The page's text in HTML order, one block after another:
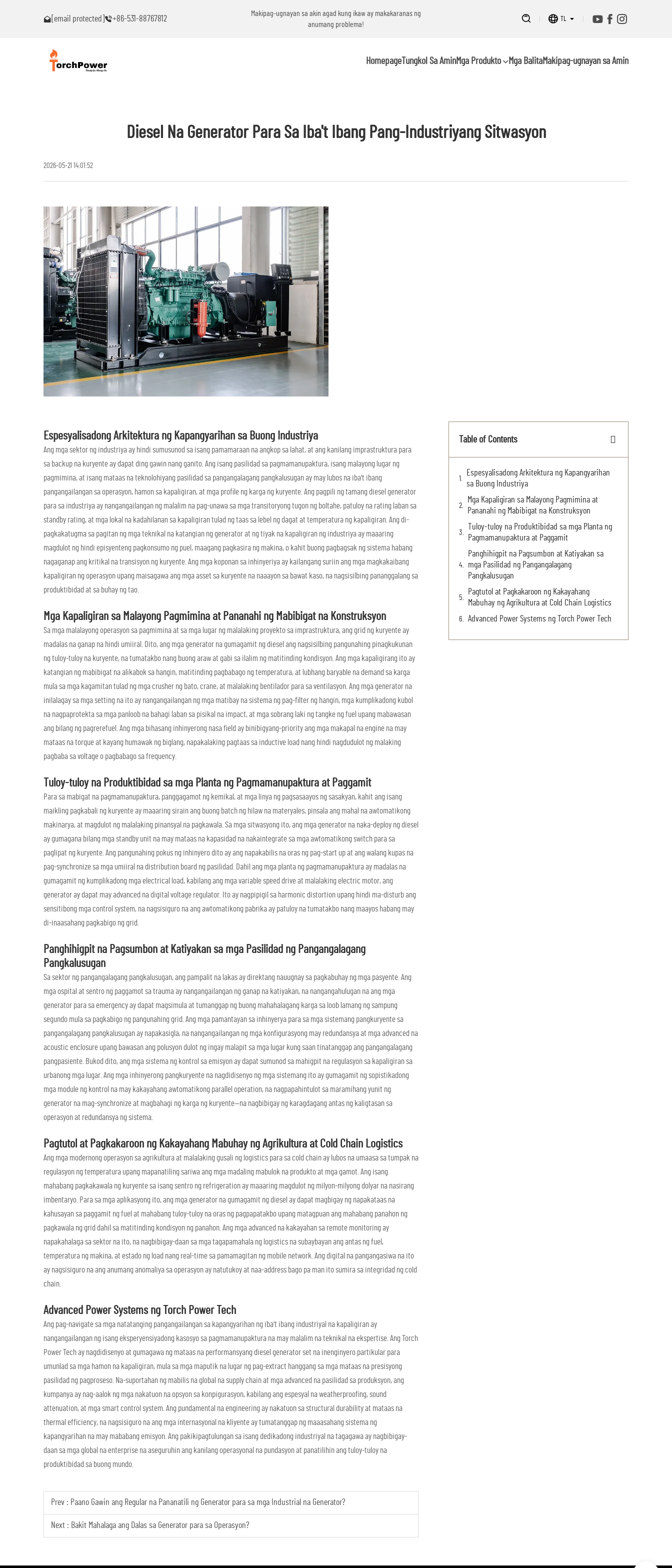
[email protected] +86-531-88767812
Makipag-ugnayan sa akin agad kung ikaw ay makakaranas ng
Makipag-ugnayan sa akin agad kung ikaw ay makakaranas ng
anumang problema!
TL
HomepageTungkol Sa AminMga Produkto Mga BalitaMakipag-ugnayan sa Amin
Diesel Na Generator Para Sa Iba't Ibang Pang-Industriyang Sitwasyon
2026-05-21 14:01:52
Espesyalisadong Arkitektura ng Kapangyarihan sa Buong Industriya
Ang mga sektor ng industriya ay hindi sumusunod sa isang pamamaraan na angkop sa lahat, at ang kanilang imprastruktura para
sa backup na kuryente ay dapat ding gawin nang ganito. Ang isang pasilidad sa pagmamanupaktura, isang malayong lugar ng
pagmimina, at isang mataas na teknolohiyang pasilidad sa pangangalagang pangkalusugan ay may lubos na iba't ibang
pangangailangan sa operasyon, hamon sa kapaligiran, at mga profile ng karga ng kuryente. Ang pagpili ng tamang diesel generator
para sa industriya ay nangangailangan ng malalim na pag-unawa sa mga transitoryong tugon ng boltahe, patuloy na rating laban sa
standby rating, at mga lokal na kadahilanan sa kapaligiran tulad ng taas sa lebel ng dagat at temperatura ng kapaligiran. Ang di-
pagkakatugma sa pagitan ng mga teknikal na katangian ng generator at ng tiyak na kapaligiran ng industriya ay maaaring
magdulot ng hindi episyenteng pagkonsumo ng puel, maagang pagkasira ng makina, o kahit buong pagbagsak ng sistema habang
nagaganap ang kritikal na transisyon ng kuryente. Ang mga koponan sa inhinyeriya ay kailangang suriin ang mga magkakaibang
kapaligiran ng operasyon upang maisagawa ang mga asset sa kuryente na naaayon sa bawat kaso, na nagsisilbing pananggalang sa
produktibidad at sa buhay ng tao.
Mga Kapaligiran sa Malayong Pagmimina at Pananahi ng Mabibigat na Konstruksyon
Sa mga malalayong operasyon sa pagmimina at sa mga lugar ng malalaking proyekto sa imprastruktura, ang grid ng kuryente ay
madalas na ganap na hindi umiiral. Dito, ang mga generator na gumagamit ng diesel ang nagsisilbing pangunahing pinagkukunan
ng tuloy-tuloy na kuryente, na tumatakbo nang buong araw at gabi sa ilalim ng matitinding kondisyon. Ang mga kapaligirang ito ay
katangian ng mabibigat na alikabok sa hangin, matitinding pagbabago ng temperatura, at lubhang baryable na demand sa karga
mula sa mga kagamitan tulad ng mga crusher ng bato, crane, at malalaking bentilador para sa ventilasyon. Ang mga generator na
inilalagay sa mga setting na ito ay nangangailangan ng mga matibay na sistema ng pag-filter ng hangin, mga kumplikadong kubol
na nagpaprotekta sa mga panloob na bahagi laban sa pisikal na impact, at mga sobrang laki ng tangke ng fuel upang mabawasan
ang bilang ng pagrerefuel. Ang mga bihasang inhinyerong nasa field ay binibigyang-priority ang mga makapal na engine na may
mataas na torque at kayang humawak ng biglang, napakalaking pagtaas sa inductive load nang hindi nagdudulot ng malaking
pagbaba sa voltage o pagbabago sa frequency.
Tuloy-tuloy na Produktibidad sa mga Planta ng Pagmamanupaktura at Paggamit
Para sa mabigat na pagmamanupaktura, panggagamot ng kemikal, at mga linya ng pagsasaayos ng sasakyan, kahit ang isang
maikling pagkabali ng kuryente ay maaaring sirain ang buong batch ng hilaw na materyales, pinsala ang mahal na awtomatikong
makinarya, at magdulot ng malalaking pinansyal na pagkawala. Sa mga sitwasyong ito, ang mga generator na naka-deploy ng diesel
ay gumagana bilang mga standby unit na may mataas na kapasidad na nakaintegrate sa mga awtomatikong switch para sa
paglipat ng kuryente. Ang pangunahing pokus ng inhinyero dito ay ang napakabilis na oras ng pag-start up at ang walang kupas na
pag-synchronize sa mga umiiral na distribution board ng pasilidad. Dahil ang mga planta ng pagmamanupaktura ay madalas na
gumagamit ng kumplikadong mga electrical load, kabilang ang mga variable speed drive at malalaking electric motor, ang
generator ay dapat may advanced na digital voltage regulator. Ito ay nagpipigil sa harmonic distortion upang hindi ma-disturb ang
sensitibong mga control system, na nagsisiguro na ang awtomatikong pabrika ay patuloy na tumatakbo nang maayos habang may
di-inaasahang pagkabigo ng grid.
Panghihigpit na Pagsumbon at Katiyakan sa mga Pasilidad ng Pangangalagang
Pangkalusugan
Sa sektor ng pangangalagang pangkalusugan, ang pampalit na lakas ay direktang nauugnay sa pagkabuhay ng mga pasyente. Ang
mga ospital at sentro ng paggamot sa trauma ay nangangailangan ng ganap na katiyakan, na nangangahulugan na ang mga
generator para sa emergency ay dapat magsimula at tumanggap ng buong mahahalagang karga sa loob lamang ng sampung
segundo mula sa pagkabigo ng pangunahing grid. Ang mga pamantayan sa inhinyerya para sa mga sistemang pangkuryente sa
pangangalagang pangkalusugan ay napakasigla, na nangangailangan ng mga konfigurasyong may redundansya at mga advanced na
acoustic enclosure upang bawasan ang polusyon dulot ng ingay malapit sa mga lugar kung saan tinatanggap ang pangangalagang
pangpasiente. Bukod dito, ang mga sistema ng kontrol sa emisyon ay dapat sumunod sa mahigpit na regulasyon sa kapaligiran sa
urbanong mga lugar. Ang mga inhinyerong pangkuryente na nagdidisenyo ng mga sistemang ito ay gumagamit ng sopistikadong
mga module ng kontrol na may kakayahang awtomatikong parallel operation, na nagpapahintulot sa maramihang yunit ng
generator na mag-synchronize at magbahagi ng karga ng kuryente—na nagbibigay ng karagdagang antas ng kaligtasan sa
operasyon at redundansya ng sistema.
Pagtutol at Pagkakaroon ng Kakayahang Mabuhay ng Agrikultura at Cold Chain Logistics
Ang mga modernong operasyon sa agrikultura at malalaking gusali ng logistics para sa cold chain ay lubos na umaasa sa tumpak na
regulasyon ng temperatura upang mapanatiling sariwa ang mga madaling mabulok na produkto at mga gamot. Ang isang
mahabang pagkakawala ng kuryente sa isang sentro ng refrigeration ay maaaring magdulot ng milyon-milyong dolyar na nasirang
imbentaryo. Para sa mga aplikasyong ito, ang mga generator na gumagamit ng diesel ay dapat magbigay ng napakataas na
kahusayan sa paggamit ng fuel at mahabang tuloy-tuloy na oras ng pagpapatakbo upang matagpuan ang mahabang panahon ng
pagkawala ng grid dahil sa matitinding kondisyon ng panahon. Ang mga advanced na kakayahan sa remote monitoring ay
napakahalaga sa sektor na ito, na nagbibigay-daan sa mga tagapamahala ng logistics na subaybayan ang antas ng fuel,
temperatura ng makina, at estado ng load nang real-time sa pamamagitan ng mobile network. Ang digital na pangangasiwa na ito
ay nagsisiguro na ang anumang anomaliya sa operasyon ay natutukoy at naa-address bago pa man ito sumira sa integridad ng cold
chain.
Advanced Power Systems ng Torch Power Tech
Ang pag-navigate sa mga natatanging pangangailangan sa kapangyarihan ng iba't ibang industriyal na kapaligiran ay
nangangailangan ng isang eksperyensiyadong kasosyo sa pagmamanupaktura na may malalim na teknikal na ekspertise. Ang Torch
Power Tech ay nagdidisenyo at gumagawa ng mataas na performansyang diesel generator set na inenginyero partikular para
umunlad sa mga hamon na kapaligiran, mula sa mga maputik na lugar ng pag-extract hanggang sa mga mataas na presisyong
pasilidad ng pagproseso. Na-suportahan ng mabilis na global na supply chain at mga advanced na pasilidad sa produksyon, ang
kumpanya ay nag-aalok ng mga nakatuon na opsyon sa konpigurasyon, kabilang ang espesyal na weatherproofing, sound
attenuation, at mga smart control system. Ang pundamental na engineering ay nakatuon sa structural durability at mataas na
thermal efficiency, na nagsisiguro na ang mga internasyonal na kliyente ay tumatanggap ng maaasahang sistema ng
kapangyarihan na may mababang emisyon. Ang pakikipagtulungan sa isang dedikadong industriyal na tagagawa ay nagbibigay-
daan sa mga global na enterprise na aseguruhin ang kanilang operasyonal na pundasyon at panatilihin ang tuloy-tuloy na
produktibidad sa buong mundo.
Prev : Paano Gawin ang Regular na Pananatili ng Generator para sa mga Industrial na Generator?
Next : Bakit Mahalaga ang Dalas sa Generator para sa Operasyon?
Table of Contents
Espesyalisadong Arkitektura ng Kapangyarihan
sa Buong Industriya
Mga Kapaligiran sa Malayong Pagmimina at
Pananahi ng Mabibigat na Konstruksyon
Tuloy-tuloy na Produktibidad sa mga Planta ng
Pagmamanupaktura at Paggamit
Panghihigpit na Pagsumbon at Katiyakan sa
mga Pasilidad ng Pangangalagang
Pangkalusugan
Pagtutol at Pagkakaroon ng Kakayahang
Mabuhay ng Agrikultura at Cold Chain Logistics
Advanced Power Systems ng Torch Power Tech